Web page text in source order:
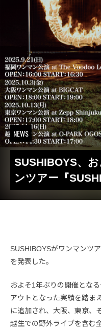
NEWS
SUSHIBOYS、
ンツアー『
SUSHIBOYSがワンマンツ
を発表した。
およそ1年ぶりの開催とな
アウトとなった実績を踏ま
に追加され、大阪、東京、
越生での野外ライブを含む